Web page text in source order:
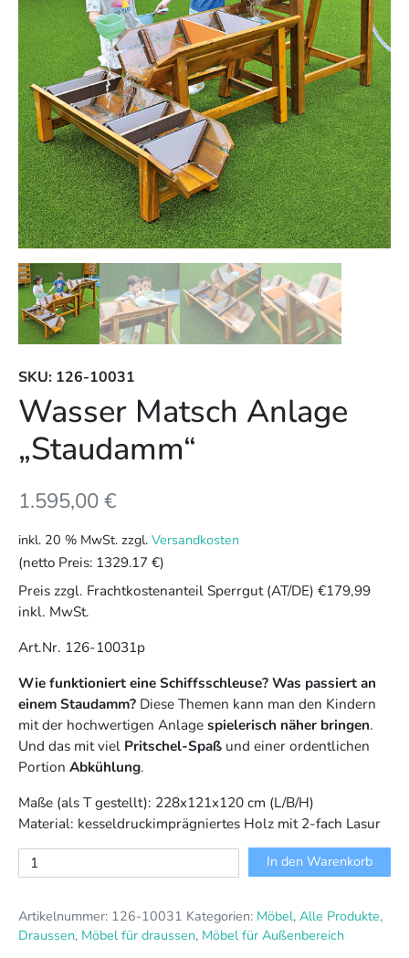
SKU: 126-10031
Wasser Matsch Anlage
„Staudamm“
1.595,00€
inkl. 20 % MwSt. zzgl. Versandkosten
(netto Preis: 1329.17 €)
Preis zzgl. Frachtkostenanteil Sperrgut (AT/DE) €179,99
inkl. MwSt.
Art.Nr. 126-10031p
Wie funktioniert eine Schiffsschleuse? Was passiert an
einem Staudamm? Diese Themen kann man den Kindern
mit der hochwertigen Anlagespielerisch näher bringen.
Und das mit viel Pritschel-Spaß und einer ordentlichen
Portion Abkühlung.
Maße (als T gestellt): 228x121x120 cm (L/B/H)
Material: kesseldruckimprägniertes Holz mit 2-fach Lasur
Wasser
Matsch
"Staudamm"
Menge
In den Warenkorb
Artikelnummer: 126-10031 Kategorien: Möbel, Alle Produkte,
Draussen, Möbel für draussen, Möbel für Außenbereich